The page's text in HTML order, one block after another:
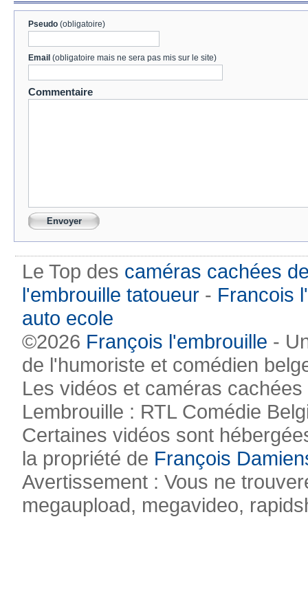
Pseudo (obligatoire)
Email (obligatoire mais ne sera pas mis sur le site)
Commentaire
Le Top des caméras cachées
l'embrouille tatoueur - Francois
auto ecole
©2026 François l'embrouille -
de l'humoriste et comédien
Les vidéos et caméras
Lembrouille : RTL Comédie
Certaines vidéos sont
la propriété de François
Avertissement : Vous ne
megaupload, megavideo,